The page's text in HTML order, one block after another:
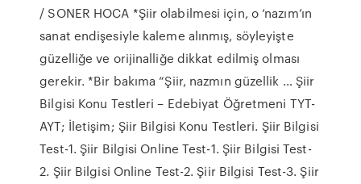
/ SONER HOCA *Şiir olabilmesi için, o ‘nazım’ın
sanat endişesiyle kaleme alınmış, söyleyişte
güzelliğe ve orijinalliğe dikkat edilmiş olması
gerekir. *Bir bakıma “Şiir, nazmın güzellik … Şiir
Bilgisi Konu Testleri – Edebiyat Öğretmeni TYT-
AYT; İletişim; Şiir Bilgisi Konu Testleri. Şiir Bilgisi
Test-1. Şiir Bilgisi Online Test-1. Şiir Bilgisi Test-
2. Şiir Bilgisi Online Test-2. Şiir Bilgisi Test-3. Şiir